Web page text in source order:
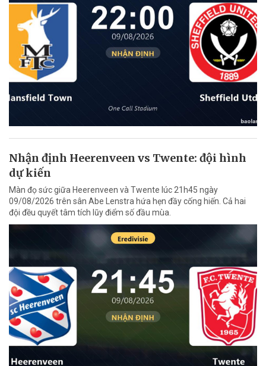
Nhận định Heerenveen vs Twente: đội hình
dự kiến
Màn đọ sức giữa Heerenveen và Twente lúc 21h45 ngày
09/08/2026 trên sân Abe Lenstra hứa hẹn đầy cống hiến. Cả hai
đội đều quyết tâm tích lũy điểm số đầu mùa.